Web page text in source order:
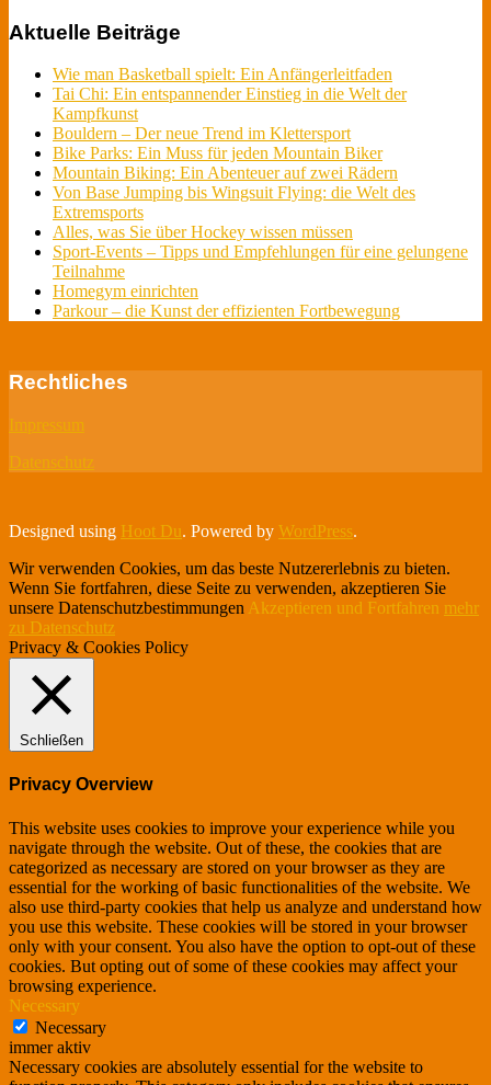
Aktuelle Beiträge
Wie man Basketball spielt: Ein Anfängerleitfaden
Tai Chi: Ein entspannender Einstieg in die Welt der
Kampfkunst
Bouldern – Der neue Trend im Klettersport
Bike Parks: Ein Muss für jeden Mountain Biker
Mountain Biking: Ein Abenteuer auf zwei Rädern
Von Base Jumping bis Wingsuit Flying: die Welt des
Extremsports
Alles, was Sie über Hockey wissen müssen
Sport-Events – Tipps und Empfehlungen für eine gelungene
Teilnahme
Homegym einrichten
Parkour – die Kunst der effizienten Fortbewegung
Rechtliches
Impressum
Datenschutz
Designed using Hoot Du. Powered by WordPress.
Wir verwenden Cookies, um das beste Nutzererlebnis zu bieten.
Wenn Sie fortfahren, diese Seite zu verwenden, akzeptieren Sie
unsere Datenschutzbestimmungen Akzeptieren und Fortfahren mehr
zu Datenschutz
Privacy & Cookies Policy
Schließen
Privacy Overview
This website uses cookies to improve your experience while you
navigate through the website. Out of these, the cookies that are
categorized as necessary are stored on your browser as they are
essential for the working of basic functionalities of the website. We
also use third-party cookies that help us analyze and understand how
you use this website. These cookies will be stored in your browser
only with your consent. You also have the option to opt-out of these
cookies. But opting out of some of these cookies may affect your
browsing experience.
Necessary
Necessary
immer aktiv
Necessary cookies are absolutely essential for the website to